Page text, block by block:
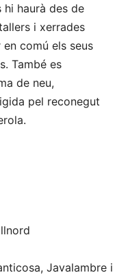
hi haurà des de
i xerrades
comú els seus
També es
de neu,
pel reconegut
Javalambre i